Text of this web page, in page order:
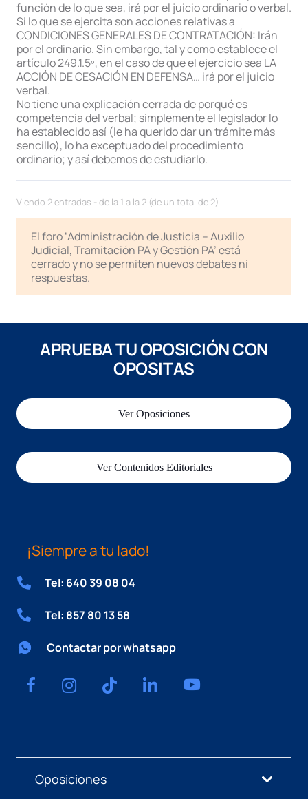
función de lo que sea, irá por el juicio ordinario o verbal.
Si lo que se ejercita son acciones relativas a
CONDICIONES GENERALES DE CONTRATACIÓN: Irán
por el ordinario. Sin embargo, tal y como establece el
artículo 249.1.5º, en el caso de que el ejercicio sea LA
ACCIÓN DE CESACIÓN EN DEFENSA… irá por el juicio
verbal.
No tiene una explicación cerrada de porqué es
competencia del verbal; simplemente el legislador lo
ha establecido así (le ha querido dar un trámite más
sencillo), lo ha exceptuado del procedimiento
ordinario; y así debemos de estudiarlo.
Viendo 2 entradas - de la 1 a la 2 (de un total de 2)
El foro ‘Administración de Justicia – Auxilio
Judicial, Tramitación PA y Gestión PA’ está
cerrado y no se permiten nuevos debates ni
respuestas.
APRUEBA TU OPOSICIÓN CON
OPOSITAS
Ver Oposiciones
Ver Contenidos Editoriales
¡Siempre a tu lado!
Tel: 640 39 08 04
Tel: 857 80 13 58
Contactar por whatsapp
Oposiciones